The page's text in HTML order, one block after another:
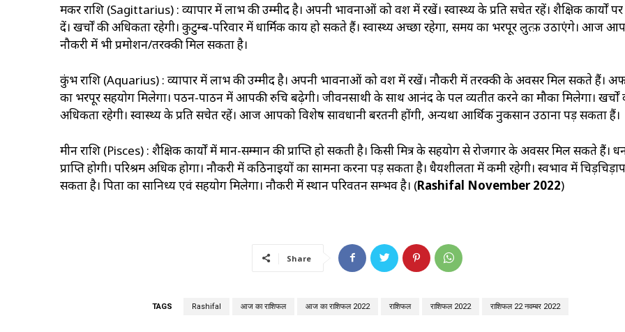
मकर राशि (Sagittarius) : व्यापार में लाभ की उम्मीद है। अपनी भावनाओं को वश में रखें। स्वास्थ्‍य के प्रति सचेत रहें। शैक्षिक कार्यों पर
दें। खर्चों की अधिकता रहेगी। कुटुम्ब-परिवार में धार्मिक कार्य हो सकते हैं। स्वास्थ्‍य अच्छा रहेगा, समय का भरपूर लुत्फ़ उठाएंगे। आज
नौकरी में भी प्रमोशन/तरक्की मिल सकता है।
कुंभ राशि (Aquarius) : व्यापार में लाभ की उम्मीद है। अपनी भावनाओं को वश में रखें। नौकरी में तरक्की के अवसर मिल सकते हैं।
का भरपूर सहयोग मिलेगा। पठन-पाठन में आपकी रुचि बढ़ेगी। जीवनसाथी के साथ आनंद के पल व्यतीत करने का मौका मिलेगा। खर्चों
अधिकता रहेगी। स्वास्थ्‍य के प्रति सचेत रहें। आज आपको विशेष सावधानी बरतनी होंगी, अन्यथा आर्थिक नुकसान उठाना पड़ सकता हैं।
मीन राशि (Pisces) : शैक्षिक कार्यों में मान-सम्मान की प्राप्ति‍ हो सकती है। किसी मित्र के सहयोग से रोजगार के अवसर मिल सकते हैं।
प्राप्ति‍ होगी। परिश्रम अधिक होगा। नौकरी में कठिनाइयों का सामना करना पड़ सकता है। धैर्यशीलता में कमी रहेगी। स्वभाव में
सकता है। पिता का सानिध्य एवं सहयोग मिलेगा। नौकरी में स्थान परिवर्तन सम्भव है। (Rashifal November 2022)
Share
TAGS Rashifal आज का राशिफल आज का राशिफल 2022 राशिफल राशिफल 2022 राशिफल 22 नवम्बर 2022